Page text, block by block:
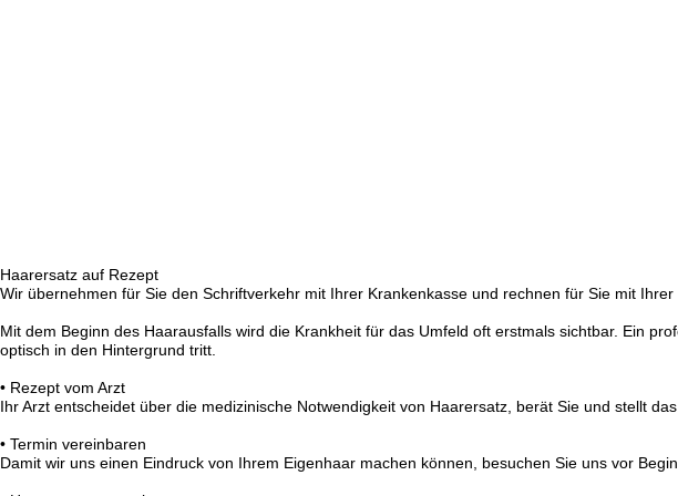
Haarersatz auf Rezept
Wir übernehmen für Sie den Schriftverkehr mit Ihrer Krankenkasse und rechnen für Sie mit Ihrer
Mit dem Beginn des Haarausfalls wird die Krankheit für das Umfeld oft erstmals sichtbar. Ein
optisch in den Hintergrund tritt.
• Rezept vom Arzt
Ihr Arzt entscheidet über die medizinische Notwendigkeit von Haarersatz, berät Sie und stellt
• Termin vereinbaren
Damit wir uns einen Eindruck von Ihrem Eigenhaar machen können, besuchen Sie uns vor